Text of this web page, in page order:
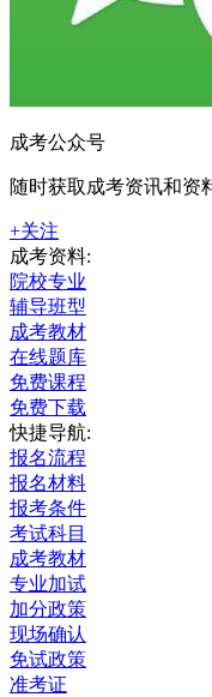
成考公众号
随时获取成考资讯和资
+关注
成考资料:
院校专业
辅导班型
成考教材
在线题库
免费课程
免费下载
快捷导航:
报名流程
报名材料
报考条件
考试科目
成考教材
专业加试
加分政策
现场确认
免试政策
准考证